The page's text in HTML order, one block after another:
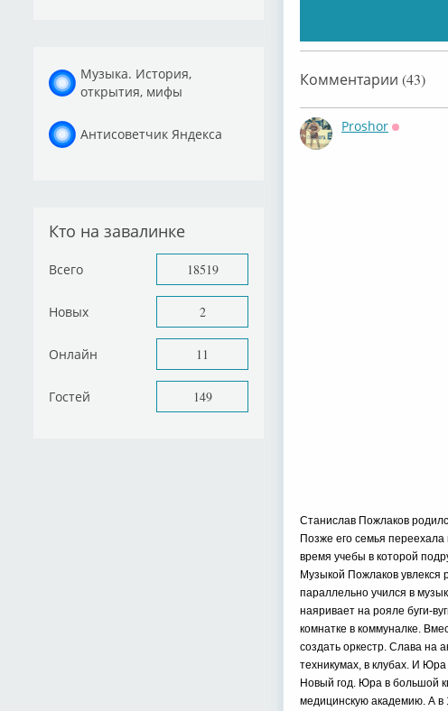
Музыка. История,
открытия, мифы
Антисоветчик Яндекса
Кто на завалинке
Всего 18519
Новых 2
Онлайн 11
Гостей 149
Комментарии (43)
Proshor
Станислав Пожлаков
Позже его семья
время учебы в которой
Музыкой Пожлаков увлекся
параллельно учился в
наяривает на рояле буги-
комнатке в коммуналке.
создать оркестр. Слава на
техникумах, в клубах. И
Новый год. Юра в большой
медицинскую академию. А в